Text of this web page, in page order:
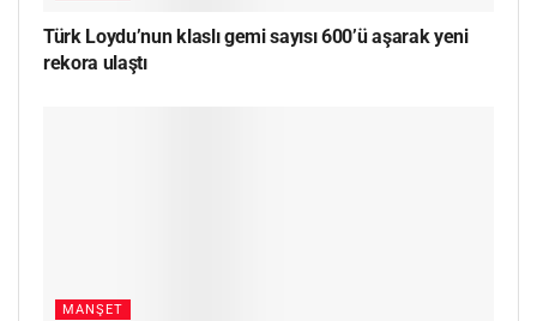
Türk Loydu’nun klaslı gemi sayısı 600’ü aşarak yeni
rekora ulaştı
MANŞET